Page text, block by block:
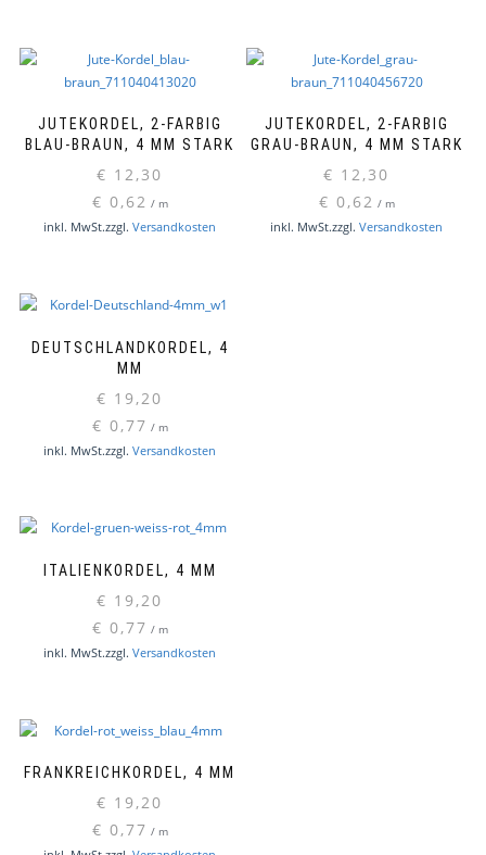
JUTEKORDEL, 2-FARBIG
BLAU-BRAUN, 4 MM STARK
€ 12,30
€ 0,62 / m
inkl. MwSt.zzgl. Versandkosten
JUTEKORDEL, 2-FARBIG
GRAU-BRAUN, 4 MM STARK
€ 12,30
€ 0,62 / m
inkl. MwSt.zzgl. Versandkosten
DEUTSCHLANDKORDEL, 4
MM
€ 19,20
€ 0,77 / m
inkl. MwSt.zzgl. Versandkosten
ITALIENKORDEL, 4 MM
€ 19,20
€ 0,77 / m
inkl. MwSt.zzgl. Versandkosten
FRANKREICHKORDEL, 4 MM
€ 19,20
€ 0,77 / m